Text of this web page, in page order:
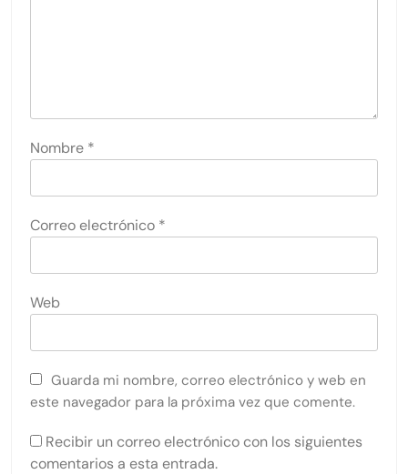
Nombre *
Correo electrónico *
Web
Guarda mi nombre, correo electrónico y web en
este navegador para la próxima vez que comente.
Recibir un correo electrónico con los siguientes
comentarios a esta entrada.